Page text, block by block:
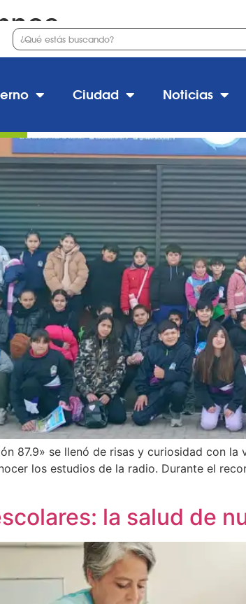
Ciudad Noticias
en La Estación 87.9
87.9» se llenó de risas y curiosidad con
los estudios de la radio. Durante el
la salud de